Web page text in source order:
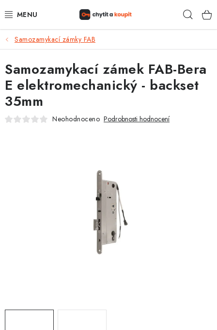
na
DŮM, BYT, ZAHRADA
ZÁMEČNICTVÍ - ZABEZPEČENÍ
KANCELÁŘ
TREZORY A SEJFY
PROTIPOŽÁRNÍ BATERIOVÉ TREZORY NA LITHIOVÉ
Samozamykací zámky FAB
Samozamykací zámek FAB-Bera
E elektromechanický - backset
35mm
Neohodnoceno Podrobnosti hodnocení